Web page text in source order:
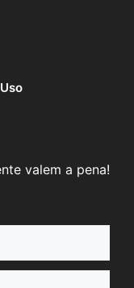
valem a pena!